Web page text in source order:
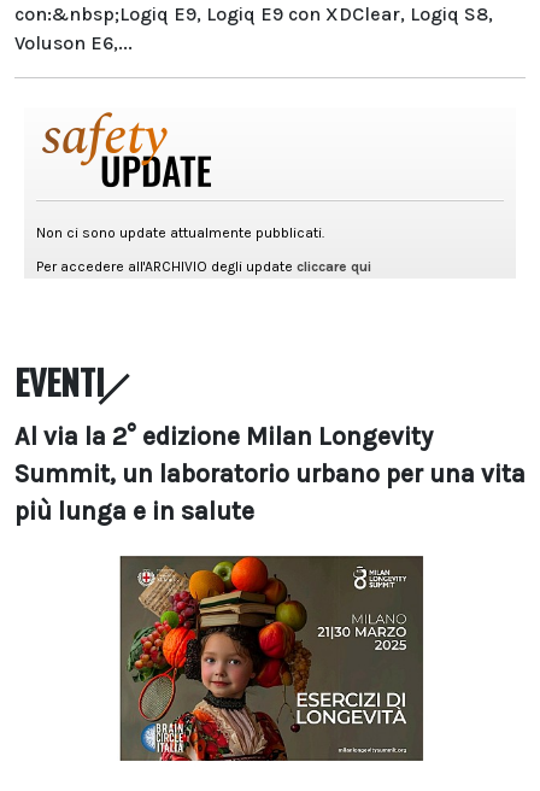
con:&nbsp;Logiq E9, Logiq E9 con XDClear, Logiq S8,
Voluson E6,...
EVENTI
Al via la 2° edizione Milan Longevity
Summit, un laboratorio urbano per una vita
più lunga e in salute